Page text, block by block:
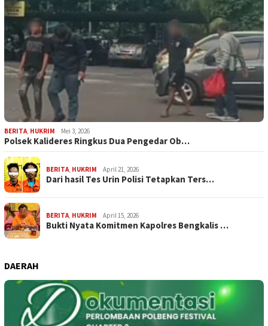
BERITA, HUKRIM Mei 3, 2026
Polsek Kalideres Ringkus Dua Pengedar Ob…
BERITA, HUKRIM April 21, 2026
Dari hasil Tes Urin Polisi Tetapkan Ters…
BERITA, HUKRIM April 15, 2026
Bukti Nyata Komitmen Kapolres Bengkalis …
DAERAH